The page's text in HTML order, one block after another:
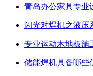
青岛办公家具专业
闪光对焊机之液
专业运动木地板施
储能焊机具备哪